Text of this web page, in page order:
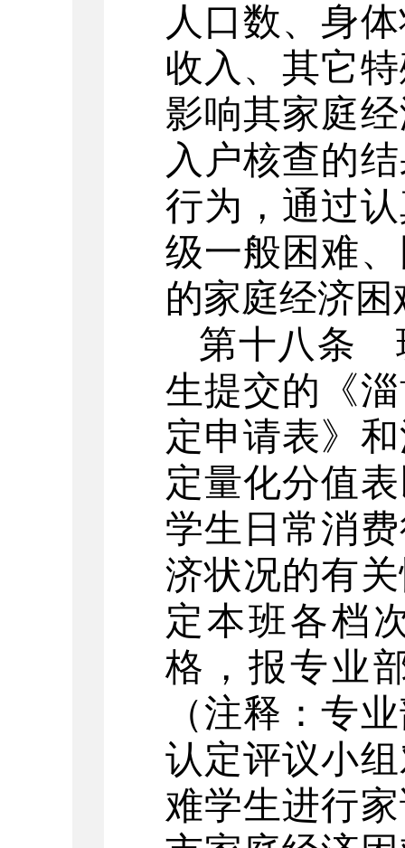
人口数、身
收入、其它
影响其家庭
入户核查的
行为，通过
级一般困难
的家庭经济
第十八条
生提交的《
定申请表》和
定量化分值
学生日常消
济状况的有
定本班各档
格，报专业
（注释：专
认定评议小
难学生进行